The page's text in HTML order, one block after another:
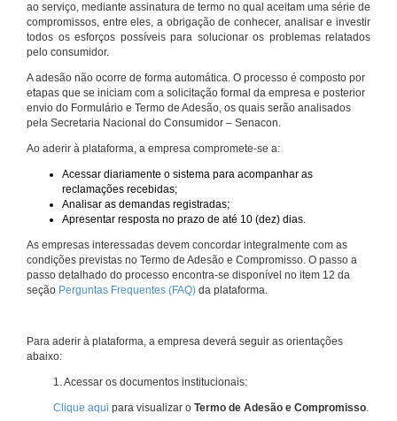
ao serviço, mediante assinatura de termo no qual aceitam uma série de
compromissos, entre eles, a obrigação de conhecer, analisar e investir
todos os esforços possíveis para solucionar os problemas relatados
pelo consumidor.
A adesão não ocorre de forma automática. O processo é composto por
etapas que se iniciam com a solicitação formal da empresa e posterior
envio do Formulário e Termo de Adesão, os quais serão analisados
pela Secretaria Nacional do Consumidor – Senacon.
Ao aderir à plataforma, a empresa compromete-se a:
Acessar diariamente o sistema para acompanhar as
reclamações recebidas;
Analisar as demandas registradas;
Apresentar resposta no prazo de até 10 (dez) dias.
As empresas interessadas devem concordar integralmente com as
condições previstas no Termo de Adesão e Compromisso. O passo a
passo detalhado do processo encontra-se disponível no item 12 da
seção Perguntas Frequentes (FAQ) da plataforma.
Para aderir à plataforma, a empresa deverá seguir as orientações
abaixo:
1. Acessar os documentos institucionais:
Clique aqui para visualizar o Termo de Adesão e Compromisso.